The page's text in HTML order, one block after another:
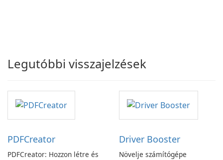
Legutóbbi visszajelzések
PDFCreator
PDFCreator: Hozzon létre és
Driver Booster
Növelje számítógépe